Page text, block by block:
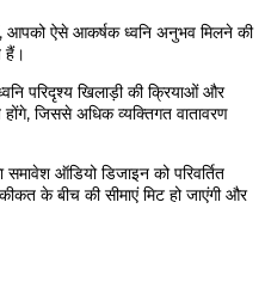
ऐसे आकर्षक ध्वनि अनुभव मिलने की
हैं।
परिदृश्य खिलाड़ी की क्रियाओं और
जिससे अधिक व्यक्तिगत वातावरण
ऑडियो डिजाइन को परिवर्तित
के बीच की सीमाएं मिट हो जाएंगी और